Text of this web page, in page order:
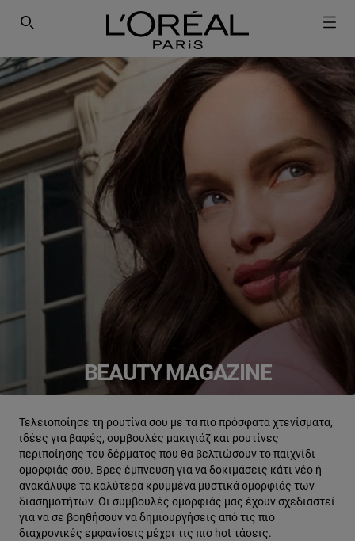
ΕΓΓΡΑΦΕΙΤΕ ΣΤΟ NEWSLETTER!
SEARCH THIS SITE
BEAUTY MAGAZINE
Τελειοποίησε τη ρουτίνα σου με τα πιο πρόσφατα χτενίσματα,
ιδέες για βαφές, συμβουλές μακιγιάζ και ρουτίνες
περιποίησης του δέρματος που θα βελτιώσουν το παιχνίδι
ομορφιάς σου. Βρες έμπνευση για να δοκιμάσεις κάτι νέο ή
ανακάλυψε τα καλύτερα κρυμμένα μυστικά ομορφιάς των
διασημοτήτων. Οι συμβουλές ομορφιάς μας έχουν σχεδιαστεί
για να σε βοηθήσουν να δημιουργήσεις από τις πιο
διαχρονικές εμφανίσεις μέχρι τις πιο hot τάσεις.